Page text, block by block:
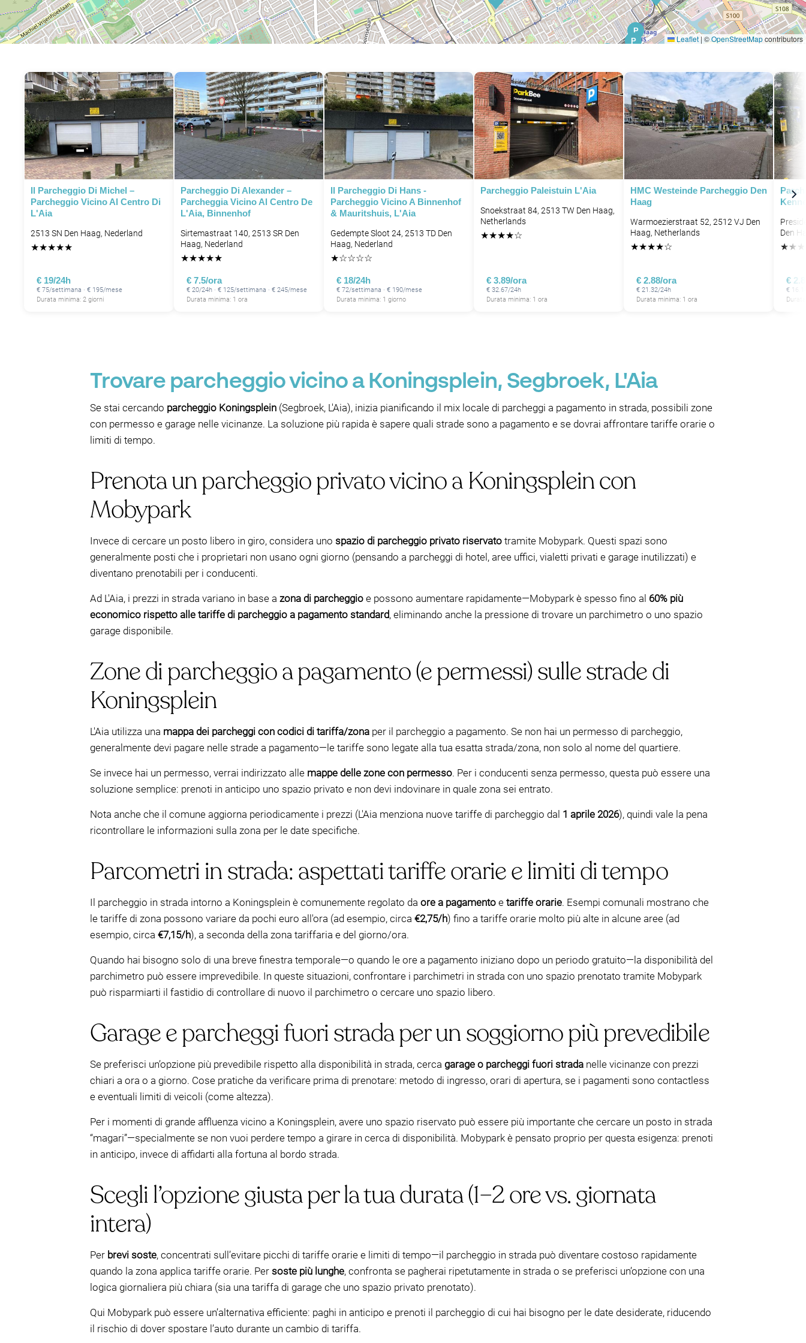
P
P
P
P
P
P
Leaflet | ©OpenStreetMapcontributors
Il Parcheggio Di Michel –
Parcheggio Vicino Al Centro Di
L'Aia
2513 SN Den Haag, Nederland
★★★★★
€ 19/24h
€ 75/settimana · € 195/mese
Durata minima: 2 giorni
Parcheggio Di Alexander –
Parcheggia Vicino Al Centro De
L'Aia, Binnenhof
Sirtemastraat 140, 2513 SR Den
Haag, Nederland
★★★★★
€ 7.5/ora
€ 20/24h · € 125/settimana · € 245/mese
Durata minima: 1 ora
Il Parcheggio Di Hans -
Parcheggio Vicino A Binnenhof
& Mauritshuis, L'Aia
Gedempte Sloot 24, 2513 TD Den
Haag, Nederland
★☆☆☆☆
€ 18/24h
€ 72/settimana · € 190/mese
Durata minima: 1 giorno
Parcheggio Paleistuin L'Aia
Snoekstraat 84, 2513 TW Den Haag,
Netherlands
★★★★☆
€ 3.89/ora
€ 32.67/24h
Durata minima: 1 ora
HMC Westeinde Parcheggio Den
Haag
Warmoezierstraat 52, 2512 VJ Den
Haag, Netherlands
★★★★☆
€ 2.88/ora
€ 21.32/24h
Durata minima: 1 ora
Den
★★ ★
€
€
Trovare parcheggio vicino a Koningsplein, Segbroek, L'Aia
Se stai cercando parcheggio Koningsplein (Segbroek, L'Aia), inizia pianificando il mix locale di parcheggi a pagamento in strada, possibili zone
con permesso e garage nelle vicinanze. La soluzione più rapida è sapere quali strade sono a pagamento e se dovrai affrontare tariffe orarie o
limiti di tempo.
Prenota un parcheggio privato vicino a Koningsplein con
Mobypark
Invece di cercare un posto libero in giro, considera uno spazio di parcheggio privato riservato tramite Mobypark. Questi spazi sono
generalmente posti che i proprietari non usano ogni giorno (pensando a parcheggi di hotel, aree uffici, vialetti privati e garage inutilizzati) e
diventano prenotabili per i conducenti.
Ad L'Aia, i prezzi in strada variano in base a zona di parcheggio e possono aumentare rapidamente—Mobypark è spesso fino al 60% più
economico rispetto alle tariffe di parcheggio a pagamento standard, eliminando anche la pressione di trovare un parchimetro o uno spazio
garage disponibile.
Zone di parcheggio a pagamento (e permessi) sulle strade di
Koningsplein
L'Aia utilizza una mappa dei parcheggi con codici di tariffa/zona per il parcheggio a pagamento. Se non hai un permesso di parcheggio,
generalmente devi pagare nelle strade a pagamento—le tariffe sono legate alla tua esatta strada/zona, non solo al nome del quartiere.
Se invece hai un permesso, verrai indirizzato alle mappe delle zone con permesso. Per i conducenti senza permesso, questa può essere una
soluzione semplice: prenoti in anticipo uno spazio privato e non devi indovinare in quale zona sei entrato.
Nota anche che il comune aggiorna periodicamente i prezzi (L'Aia menziona nuove tariffe di parcheggio dal 1 aprile 2026), quindi vale la pena
ricontrollare le informazioni sulla zona per le date specifiche.
Parcometri in strada: aspettati tariffe orarie e limiti di tempo
Il parcheggio in strada intorno a Koningsplein è comunemente regolato da ore a pagamento e tariffe orarie. Esempi comunali mostrano che
le tariffe di zona possono variare da pochi euro all'ora (ad esempio, circa €2,75/h) fino a tariffe orarie molto più alte in alcune aree (ad
esempio, circa €7,15/h), a seconda della zona tariffaria e del giorno/ora.
Quando hai bisogno solo di una breve finestra temporale—o quando le ore a pagamento iniziano dopo un periodo gratuito—la disponibilità del
parchimetro può essere imprevedibile. In queste situazioni, confrontare i parchimetri in strada con uno spazio prenotato tramite Mobypark
può risparmiarti il fastidio di controllare di nuovo il parchimetro o cercare uno spazio libero.
Garage e parcheggi fuori strada per un soggiorno più prevedibile
Se preferisci un’opzione più prevedibile rispetto alla disponibilità in strada, cerca garage o parcheggi fuori strada nelle vicinanze con prezzi
chiari a ora o a giorno. Cose pratiche da verificare prima di prenotare: metodo di ingresso, orari di apertura, se i pagamenti sono contactless
e eventuali limiti di veicoli (come altezza).
Per i momenti di grande affluenza vicino a Koningsplein, avere uno spazio riservato può essere più importante che cercare un posto in strada
“magari”—specialmente se non vuoi perdere tempo a girare in cerca di disponibilità. Mobypark è pensato proprio per questa esigenza: prenoti
in anticipo, invece di affidarti alla fortuna al bordo strada.
Scegli l’opzione giusta per la tua durata (1–2 ore vs. giornata
intera)
Per brevi soste, concentrati sull’evitare picchi di tariffe orarie e limiti di tempo—il parcheggio in strada può diventare costoso rapidamente
quando la zona applica tariffe orarie. Per soste più lunghe, confronta se pagherai ripetutamente in strada o se preferisci un’opzione con una
logica giornaliera più chiara (sia una tariffa di garage che uno spazio privato prenotato).
Qui Mobypark può essere un’alternativa efficiente: paghi in anticipo e prenoti il parcheggio di cui hai bisogno per le date desiderate, riducendo
il rischio di dover spostare l’auto durante un cambio di tariffa.